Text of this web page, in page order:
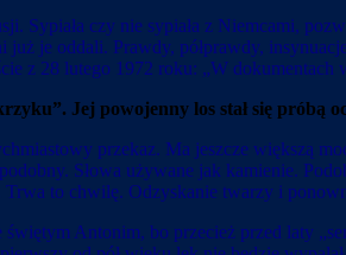
Sypiała czy nie sypiała z Niemcami,
je oddali. Prawdy, półprawdy,
z 28 lutego 1972 roku: „W
Jej powojenny los stał się próbą
przekaz. Ma jeszcze większą
Słowa używane jak kamienie.
Trwa to chwilę. Odzyskanie twarzy i
Antonim, bo przecież przed laty